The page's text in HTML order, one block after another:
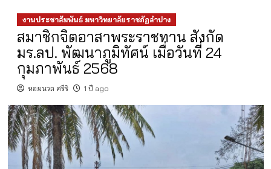
งานประชาสัมพันธ์ มหาวิทยาลัยราชภัฏลำปาง
สมาชิกจิตอาสาพระราชทาน สังกัด
มร.ลป. พัฒนาภูมิทัศน์ เมื่อวันที่ 24
กุมภาพันธ์ 2568
หอมนวล ศรีริ 1 ปี ago